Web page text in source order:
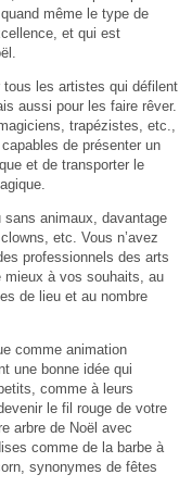
même le type de
et qui est
les artistes qui défilent
aussi pour les faire rêver.
trapézistes, etc.,
de présenter un
et de transporter le
sans animaux, davantage
etc. Vous n’avez
professionnels des arts
mieux à vos souhaits, au
de lieu et au nombre
comme animation
une bonne idée qui
comme à leurs
le fil rouge de votre
arbre de Noël avec
comme de la barbe à
synonymes de fêtes